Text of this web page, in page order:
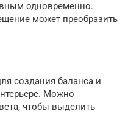
одновременно.
может преобразить
создания баланса и
Можно
чтобы выделить